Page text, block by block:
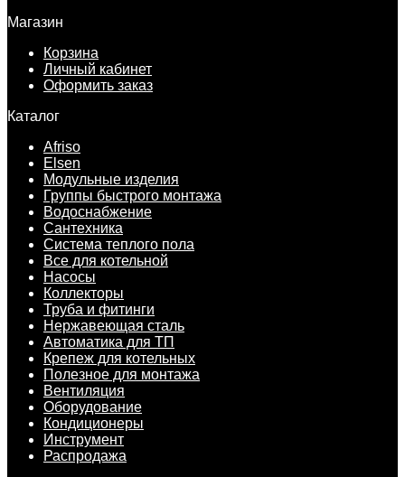
Магазин
Корзина
Личный кабинет
Оформить заказ
Каталог
Afriso
Elsen
Модульные изделия
Группы быстрого монтажа
Водоснабжение
Сантехника
Система теплого пола
Все для котельной
Насосы
Коллекторы
Труба и фитинги
Нержавеющая сталь
Автоматика для ТП
Крепеж для котельных
Полезное для монтажа
Вентиляция
Оборудование
Кондиционеры
Инструмент
Распродажа